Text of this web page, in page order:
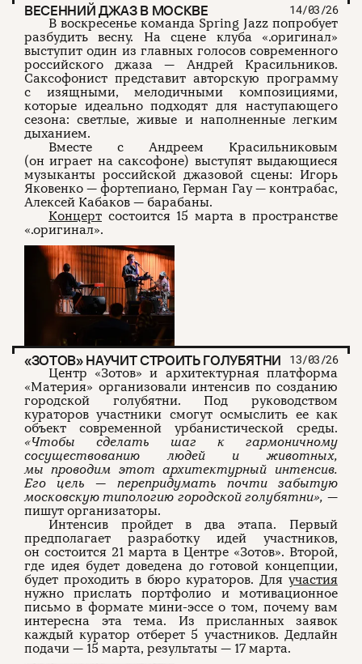
ВЕСЕННИЙ ДЖАЗ В МОСКВЕ 14/03/26
В воскресенье команда Spring Jazz попробует
разбудить весну. На сцене клуба «.оригинал»
выступит один из главных голосов современного
российского джаза — Андрей Красильников.
Саксофонист представит авторскую программу
с изящными, мелодичными композициями,
которые идеально подходят для наступающего
сезона: светлые, живые и наполненные легким
дыханием.
Вместе с Андреем Красильниковым
(он играет на саксофоне) выступят выдающиеся
музыканты российской джазовой сцены: Игорь
Яковенко — фортепиано, Герман Гау — контрабас,
Алексей Кабаков — барабаны.
Концерт состоится 15 марта в пространстве
«.оригинал».
«ЗОТОВ» НАУЧИТ СТРОИТЬ ГОЛУБЯТНИ 13/03/26
Центр «Зотов» и архитектурная платформа
«Материя» организовали интенсив по созданию
городской голубятни. Под руководством
кураторов участники смогут осмыслить ее как
объект современной урбанистической среды.
«Чтобы сделать шаг к гармоничному
сосуществованию людей и животных,
мы проводим этот архитектурный интенсив.
Его цель — перепридумать почти забытую
московскую типологию городской голубятни», —
пишут организаторы.
Интенсив пройдет в два этапа. Первый
предполагает разработку идей участников,
он состоится 21 марта в Центре «Зотов». Второй,
где идея будет доведена до готовой концепции,
будет проходить в бюро кураторов. Для участия
нужно прислать портфолио и мотивационное
письмо в формате мини-эссе о том, почему вам
интересна эта тема. Из присланных заявок
каждый куратор отберет 5 участников. Дедлайн
подачи — 15 марта, результаты — 17 марта.